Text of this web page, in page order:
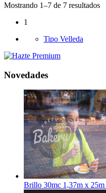
Mostrando 1–7 de 7 resultados
1
Tipo Velleda
Novedades
Brillo 30mc 1,37m x 25m